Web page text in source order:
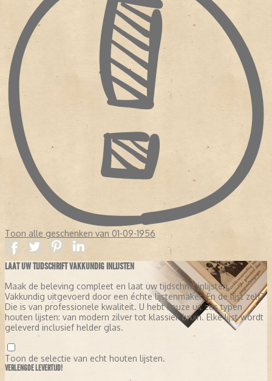
Toon alle geschenken van 01-09-1956
LAAT UW TIJDSCHRIFT VAKKUNDIG INLIJSTEN
Maak de beleving compleet en laat uw tijdschrift inlijsten.
Vakkundig uitgevoerd door een échte lijstenmaker. En de lijst zelf?
Die is van professionele kwaliteit. U hebt keuze uit zes typen
houten lijsten: van modern zilver tot klassiek bruin. Elke lijst wordt
geleverd inclusief helder glas.
Toon de selectie van echt houten lijsten.
VERLENGDE LEVERTIJD!